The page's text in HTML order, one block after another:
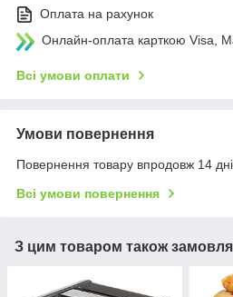
Оплата на рахунок
Онлайн-оплата карткою Visa,
Всі умови оплати
Умови повернення
Повернення товару впродовж 14
Всі умови повернення
З цим товаром також